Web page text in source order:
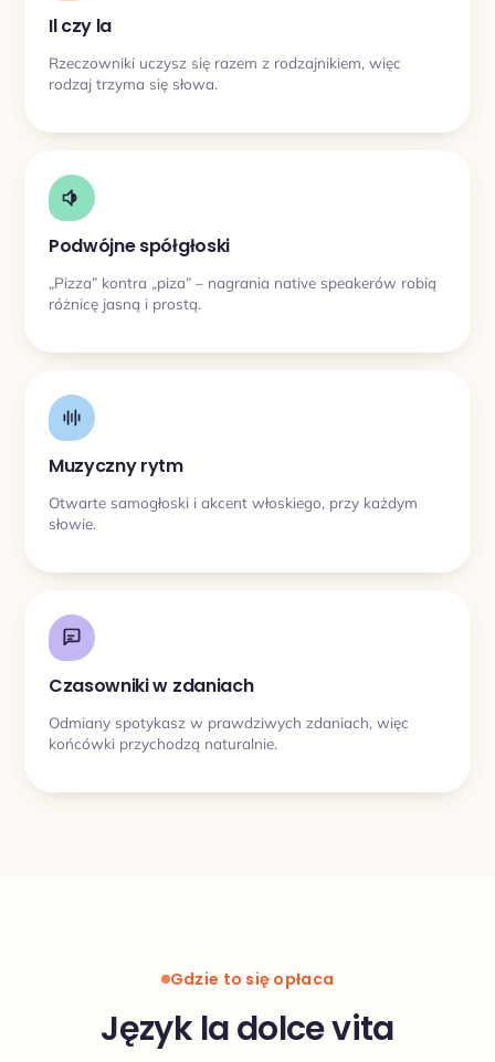
Il czy la
Rzeczowniki uczysz się razem z rodzajnikiem, więc
rodzaj trzyma się słowa.
Podwójne spółgłoski
„Pizza” kontra „piza” – nagrania native speakerów robią
różnicę jasną i prostą.
Muzyczny rytm
Otwarte samogłoski i akcent włoskiego, przy każdym
słowie.
Czasowniki w zdaniach
Odmiany spotykasz w prawdziwych zdaniach, więc
końcówki przychodzą naturalnie.
Gdzie to się opłaca
Język la dolce vita